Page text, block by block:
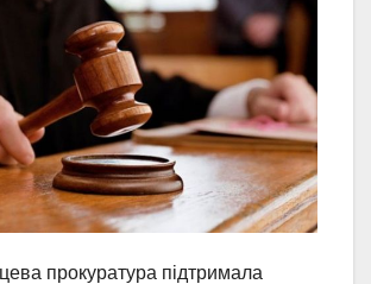
прокуратура підтримала